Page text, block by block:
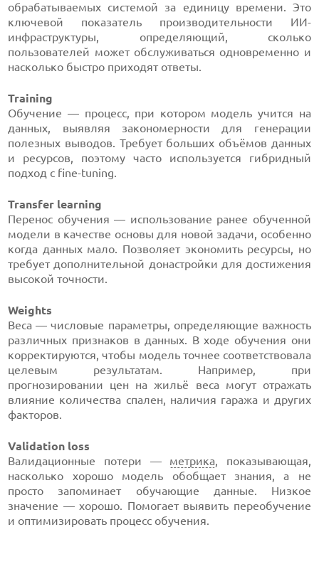
обрабатываемых системой за единицу времени. Это
ключевой показатель производительности ИИ-
инфраструктуры, определяющий, сколько
пользователей может обслуживаться одновременно и
насколько быстро приходят ответы.
Training
Обучение — процесс, при котором модель учится на
данных, выявляя закономерности для генерации
полезных выводов. Требует больших объёмов данных
и ресурсов, поэтому часто используется гибридный
подход с fine-tuning.
Transfer learning
Перенос обучения — использование ранее обученной
модели в качестве основы для новой задачи, особенно
когда данных мало. Позволяет экономить ресурсы, но
требует дополнительной донастройки для достижения
высокой точности.
Weights
Веса — числовые параметры, определяющие важность
различных признаков в данных. В ходе обучения они
корректируются, чтобы модель точнее соответствовала
целевым результатам. Например, при
прогнозировании цен на жильё веса могут отражать
влияние количества спален, наличия гаража и других
факторов.
Validation loss
Валидационные потери — метрика, показывающая,
насколько хорошо модель обобщает знания, а не
просто запоминает обучающие данные. Низкое
значение — хорошо. Помогает выявить переобучение
и оптимизировать процесс обучения.